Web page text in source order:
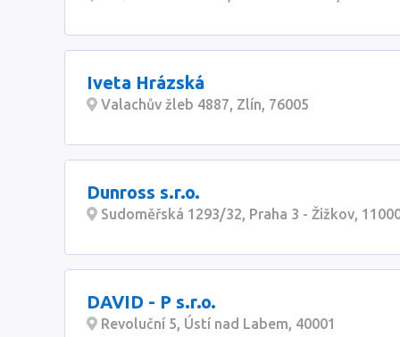
Iveta Hrázská
Valachův žleb 4887, Zlín, 76005
Dunross s.r.o.
Sudoměřská 1293/32, Praha 3 - Žižkov,
DAVID - P s.r.o.
Revoluční 5, Ústí nad Labem, 40001